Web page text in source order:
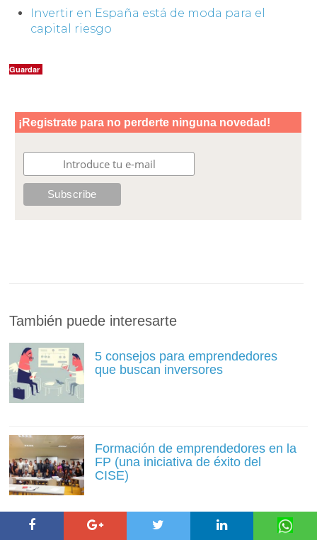
Invertir en España está de moda para el
capital riesgo
Guardar
También puede interesarte
5 consejos para emprendedores
que buscan inversores
Formación de emprendedores en la
FP (una iniciativa de éxito del
CISE)